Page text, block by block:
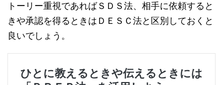
トーリー重視であればＳＤＳ法、相手に依頼すると
きや承認を得るときはＤＥＳＣ法と区別しておくと
良いでしょう。